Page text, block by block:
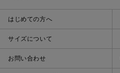
はじめての方へ
サイズについて
お問い合わせ